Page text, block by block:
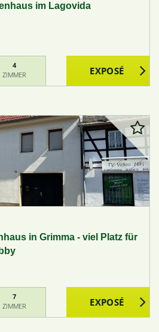
im Lagovida
4
ZIMMER
in Grimma - viel Platz für
7
ZIMMER